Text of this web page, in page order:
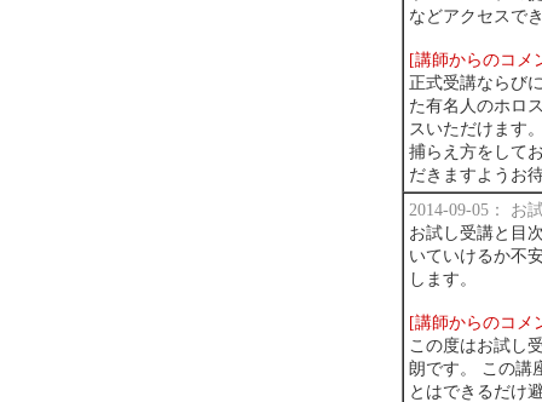
などアクセスで
[講師からのコメ
正式受講ならび
た有名人のホロ
スいただけます
捕らえ方をして
だきますようお
2014-09-05： お
お試し受講と目
いていけるか不
します。
[講師からのコメ
この度はお試し
朗です。 この講
とはできるだけ